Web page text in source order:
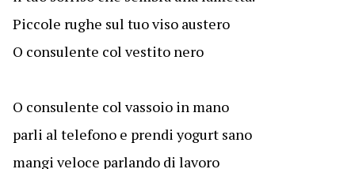
Piccole rughe sul tuo viso austero
O consulente col vestito nero
O consulente col vassoio in mano
parli al telefono e prendi yogurt sano
mangi veloce parlando di lavoro